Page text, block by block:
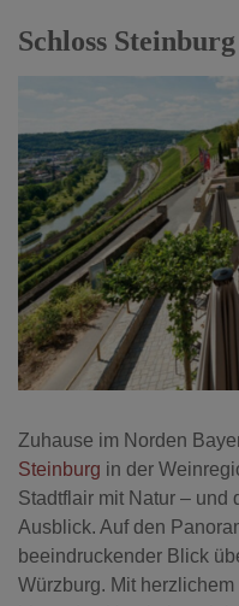
Schloss Steinburg
Zuhause im Norden
Steinburg in der
Stadtflair mit Natur – und
Ausblick. Auf den
beeindruckender Blick
Würzburg. Mit